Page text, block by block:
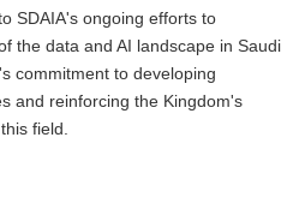
SDAIA's ongoing efforts to
the data and AI landscape in Saudi
commitment to developing
and reinforcing the Kingdom's
field.